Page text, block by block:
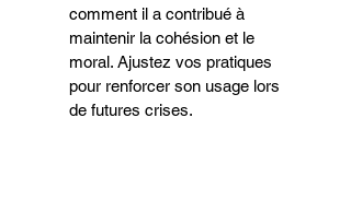
comment il a contribué à
maintenir la cohésion et le
moral. Ajustez vos pratiques
pour renforcer son usage lors
de futures crises.